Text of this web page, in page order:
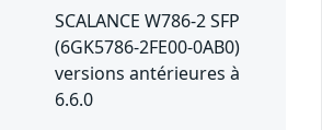
SCALANCE W786-2 SFP
(6GK5786-2FE00-0AB0)
versions antérieures à
6.6.0